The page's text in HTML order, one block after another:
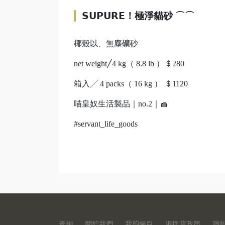
𝗦𝗨𝗣𝗨𝗥𝗘！極淨貓砂 ⌒⌒
椰殼以、無塵礦砂
net weight╱4 kg（ 8.8 lb ）＄280
箱入╱ 4 packs（ 16 kg ） ＄1120
喵皇奴生活製品｜no.2｜🧺
#servant_life_goods